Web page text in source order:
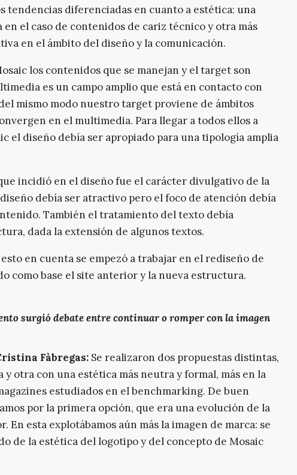
tendencias diferenciadas en cuanto a estética: una
el caso de contenidos de cariz técnico y otra más
en el ámbito del diseño y la comunicación.
los contenidos que se manejan y el target son
es un campo amplio que está en contacto con
mismo modo nuestro target proviene de ámbitos
en el multimedia. Para llegar a todos ellos a
el diseño debía ser apropiado para una tipología amplia
incidió en el diseño fue el carácter divulgativo de la
debía ser atractivo pero el foco de atención debía
También el tratamiento del texto debía
dada la extensión de algunos textos.
en cuenta se empezó a trabajar en el rediseño de
como base el site anterior y la nueva estructura.
surgió debate entre continuar o romper con la imagen
Fàbregas: Se realizaron dos propuestas distintas,
otra con una estética más neutra y formal, más en la
estudiados en el benchmarking. De buen
por la primera opción, que era una evolución de la
En esta explotábamos aún más la imagen de marca: se
de la estética del logotipo y del concepto de Mosaic